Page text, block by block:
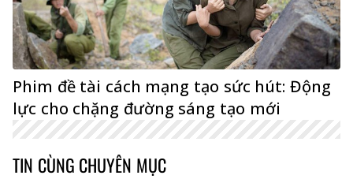
Phim đề tài cách mạng tạo sức hút: Động
lực cho chặng đường sáng tạo mới
TIN CÙNG CHUYÊN MỤC